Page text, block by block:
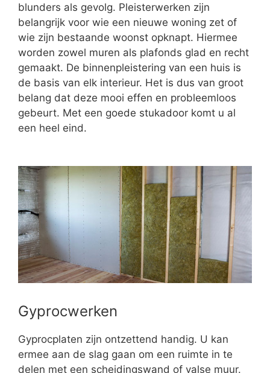
blunders als gevolg. Pleisterwerken zijn
belangrijk voor wie een nieuwe woning zet of
wie zijn bestaande woonst opknapt. Hiermee
worden zowel muren als plafonds glad en recht
gemaakt. De binnenpleistering van een huis is
de basis van elk interieur. Het is dus van groot
belang dat deze mooi effen en probleemloos
gebeurt. Met een goede stukadoor komt u al
een heel eind.
Gyprocwerken
Gyprocplaten zijn ontzettend handig. U kan
ermee aan de slag gaan om een ruimte in te
delen met een scheidingswand of valse muur.